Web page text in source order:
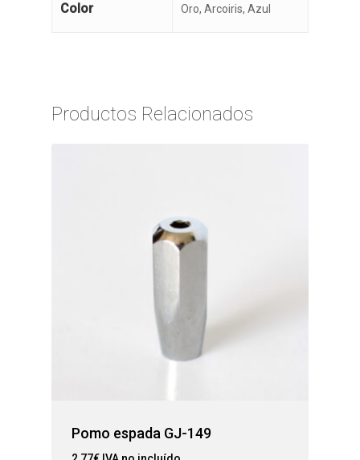
Color Oro, Arcoiris, Azul
Productos Relacionados
Pomo espada GJ-149